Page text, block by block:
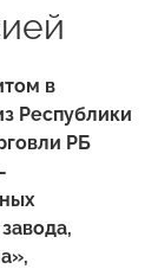
в
Республики
РБ